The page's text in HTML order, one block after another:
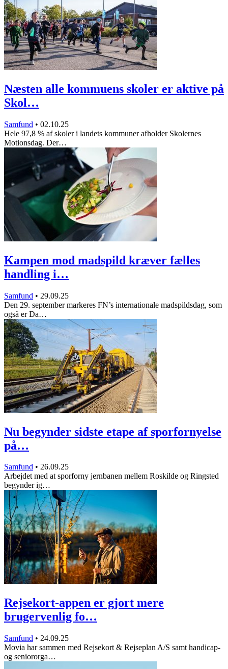
Næsten alle kommuens skoler er aktive på
Skol…
Samfund • 02.10.25
Hele 97,8 % af skoler i landets kommuner afholder Skolernes
Motionsdag. Der…
Kampen mod madspild kræver fælles
handling i…
Samfund • 29.09.25
Den 29. september markeres FN’s internationale madspildsdag, som
også er Da…
Nu begynder sidste etape af sporfornyelse
på…
Samfund • 26.09.25
Arbejdet med at sporforny jernbanen mellem Roskilde og Ringsted
begynder ig…
Rejsekort-appen er gjort mere
brugervenlig fo…
Samfund • 24.09.25
Movia har sammen med Rejsekort & Rejseplan A/S samt handicap-
og seniororga…